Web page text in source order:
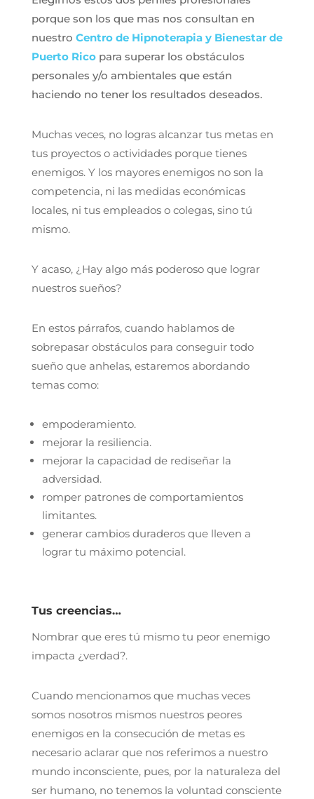
porque son los que mas nos consultan en
nuestro Centro de Hipnoterapia y Bienestar de
Puerto Rico para superar los obstáculos
personales y/o ambientales que están
haciendo no tener los resultados deseados.
Muchas veces, no logras alcanzar tus metas en
tus proyectos o actividades porque tienes
enemigos. Y los mayores enemigos no son la
competencia, ni las medidas económicas
locales, ni tus empleados o colegas, sino tú
mismo.
Y acaso, ¿Hay algo más poderoso que lograr
nuestros sueños?
En estos párrafos, cuando hablamos de
sobrepasar obstáculos para conseguir todo
sueño que anhelas, estaremos abordando
temas como:
empoderamiento.
mejorar la resiliencia.
mejorar la capacidad de rediseñar la
adversidad.
romper patrones de comportamientos
limitantes.
generar cambios duraderos que lleven a
lograr tu máximo potencial.
Tus creencias…
Nombrar que eres tú mismo tu peor enemigo
impacta ¿verdad?.
Cuando mencionamos que muchas veces
somos nosotros mismos nuestros peores
enemigos en la consecución de metas es
necesario aclarar que nos referimos a nuestro
mundo inconsciente, pues, por la naturaleza del
ser humano, no tenemos la voluntad consciente